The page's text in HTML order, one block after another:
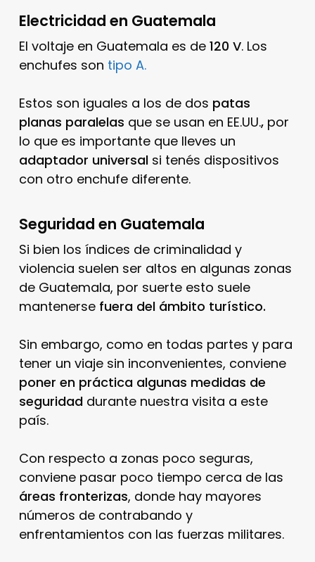
Electricidad en Guatemala
El voltaje en Guatemala es de 120 V. Los
enchufes son tipo A.
Estos son iguales a los de dos patas
planas paralelas que se usan en EE.UU.,por
lo que es importante que lleves un
adaptador universalsi tenés dispositivos
con otro enchufe diferente.
Seguridad en Guatemala
Si bien los índices de criminalidad y
violencia suelen ser altos en algunas zonas
de Guatemala, por suerte esto suele
mantenerse fuera del ámbito turístico.
Sin embargo, como en todas partes y para
tener un viaje sin inconvenientes, conviene
poner en práctica algunas medidas de
seguridaddurante nuestra visita a este
país.
Con respecto a zonas poco seguras,
conviene pasar poco tiempo cerca de las
áreas fronterizas, donde hay mayores
números de contrabando y
enfrentamientos con las fuerzas militares.